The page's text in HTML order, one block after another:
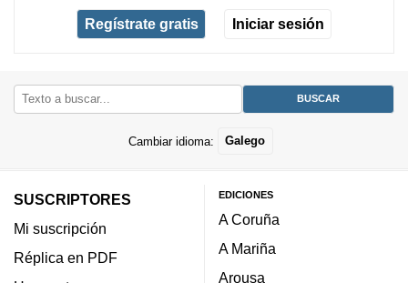
Regístrate gratis Iniciar sesión
Cambiar idioma: Galego
SUSCRIPTORES
Mi suscripción
Réplica en PDF
EDICIONES
A Coruña
A Mariña
Arousa